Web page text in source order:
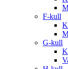
F-kull
G-kull